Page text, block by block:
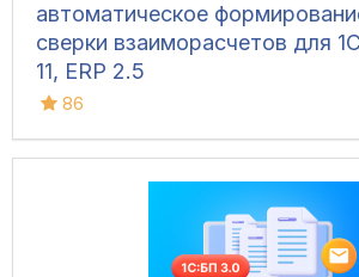
автоматическое
сверки взаиморасчетов для
11, ERP 2.5
86